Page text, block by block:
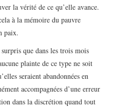
la vérité de ce qu’elle avance.
à la mémoire du pauvre
paix.
que dans les trois mois
plainte de ce type ne soit
seraient abandonnées en
accompagnées d’une erreur
dans la discrétion quand tout